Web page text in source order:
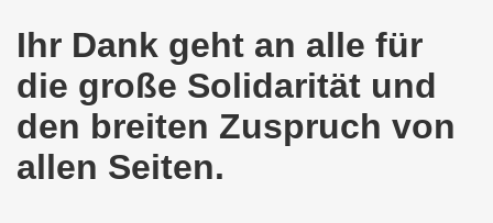
Ihr Dank geht an alle für
die große Solidarität und
den breiten Zuspruch von
allen Seiten.
als einer der Schwerpunkt-Themen am 12.04.2021 der
am 29.03.2021 mit großem Zuspruch -
Bewegung am 29.03.2021 steht konsequent